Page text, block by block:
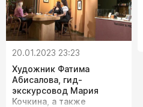
20.01.2023 23:23
Художник Фатима
Абисалова, гид-
экскурсовод Мария
Кочкина, а также